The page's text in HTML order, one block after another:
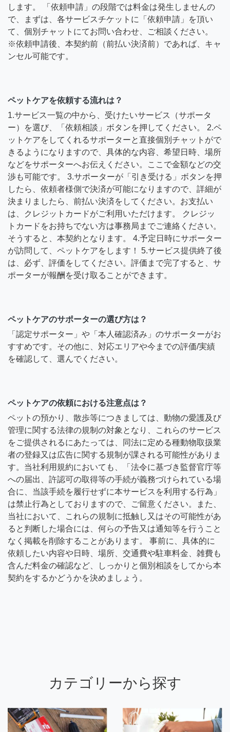
します。 「依頼申請」の段階では料金は発生しませんの
で、まずは、各サービスチケットに「依頼申請」を頂い
て、個別チャットにてお問い合わせ、ご相談ください。
※依頼申請後、本契約前（前払い決済前）であれば、キャ
ンセル可能です。
ペットケアを依頼する流れは？
1.サービス一覧の中から、受けたいサービス（サポータ
ー）を選び、「依頼相談」ボタンを押してください。 2.ペ
ットケアをしてくれるサポーターと直接個別チャットがで
きるようになりますので、具体的な内容、希望日時、場所
などをサポーターへお伝えください。ここで金額などの交
渉も可能です。 3.サポーターが「引き受ける」ボタンを押
したら、依頼者様側で決済が可能になりますので、詳細が
決まりましたら、前払い決済をしてください。お支払い
は、クレジットカードがご利用いただけます。 クレジッ
トカードをお持ちでない方は事務局までご連絡ください。
そうすると、本契約となります。 4.予定日時にサポーター
が訪問して、ペットケアをします！ 5.サービス提供終了後
は、必ず、評価をしてください。評価まで完了すると、サ
ポーターが報酬を受け取ることができます。
ペットケアのサポーターの選び方は？
「認定サポーター」や「本人確認済み」のサポーターがお
すすめです。その他に、対応エリアや今までの評価/実績
を確認して、選んでください。
ペットケアの依頼における注意点は？
ペットの預かり、散歩等につきましては、動物の愛護及び
管理に関する法律の規制の対象となり、これらのサービス
をご提供されるにあたっては、同法に定める種動物取扱業
者の登録又は広告に関する規制が課される可能性がありま
す。当社利用規約においても、「法令に基づき監督官庁等
への届出、許認可の取得等の手続が義務づけられている場
合に、当該手続を履行せずに本サービスを利用する行為」
は禁止行為としておりますので、ご留意ください。また、
当社において、これらの規制に抵触し又はその可能性があ
ると判断した場合には、何らの予告又は通知等を行うこと
なく掲載を削除することがあります。 事前に、具体的に
依頼したい内容や日時、場所、交通費や駐車料金、雑費も
含んだ料金の確認など、しっかりと個別相談をしてから本
契約をするかどうかを決めましょう。
カテゴリーから探す